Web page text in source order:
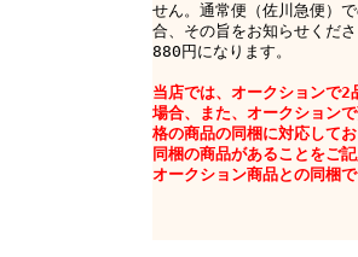
せん。通常便（佐川急便）
合、その旨をお知らせくだ
880円になります。
当店では、オークションで2
場合、また、オークション
格の商品の同梱に対応して
同梱の商品があることをご
オークション商品との同梱